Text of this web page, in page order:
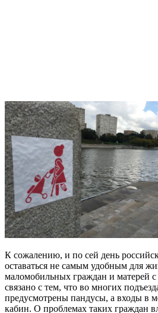
К сожалению, и по сей день
оставаться не самым удобным для
маломобильных граждан и матерей
связано с тем, что во многих
предусмотрены пандусы, а входы в
кабин. О проблемах таких граждан